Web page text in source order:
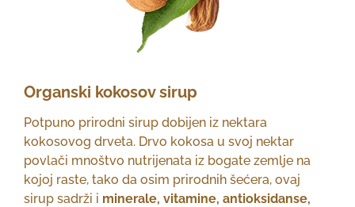
Organski kokosov sirup
Potpuno prirodni sirup dobijen iz nektara
kokosovog drveta. Drvo kokosa u svoj nektar
povlači mnoštvo nutrijenata iz bogate zemlje na
kojoj raste, tako da osim prirodnih šećera, ovaj
sirup sadrži i minerale, vitamine, antioksidanse,